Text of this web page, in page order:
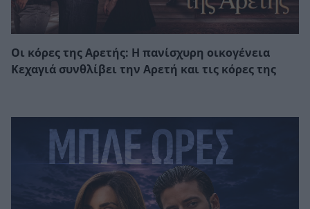
Οι κόρες της Αρετής: Η πανίσχυρη οικογένεια
Κεχαγιά συνθλίβει την Αρετή και τις κόρες της